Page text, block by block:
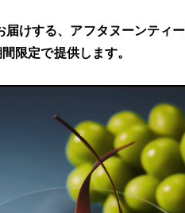
けする、アフタヌーンティ
限定で提供します。